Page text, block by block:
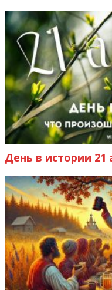
День в истории 21